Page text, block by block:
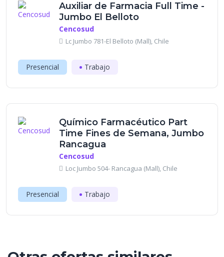
Auxiliar de Farmacia Full Time -
Jumbo El Belloto
Cencosud
Lc Jumbo 781-El Belloto (Mall), Chile
Presencial Trabajo
Químico Farmacéutico Part
Time Fines de Semana, Jumbo
Rancagua
Cencosud
Loc Jumbo 504- Rancagua (Mall), Chile
Presencial Trabajo